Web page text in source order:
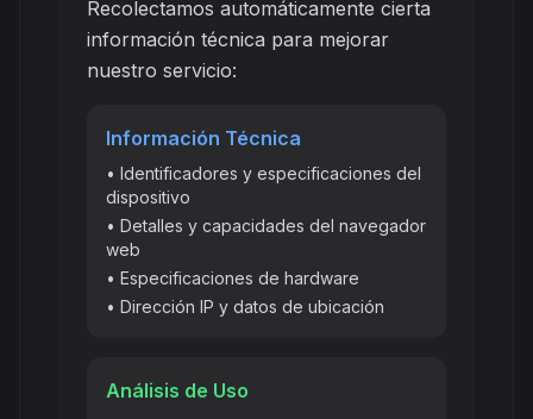
Recolectamos automáticamente cierta
información técnica para mejorar
nuestro servicio:
Información Técnica
• Identificadores y especificaciones del
dispositivo
• Detalles y capacidades del navegador
web
• Especificaciones de hardware
• Dirección IP y datos de ubicación
Análisis de Uso